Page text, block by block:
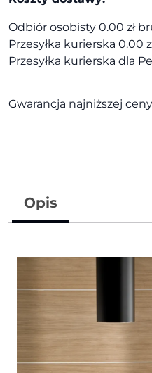
Odbiór osobisty 0.00 zł
Przesyłka kurierska 0.00
Przesyłka kurierska dla
Gwarancja najniższej ceny
Opis